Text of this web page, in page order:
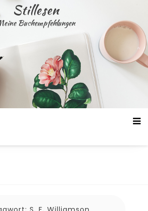
Stillesen
Buchempfehlungen